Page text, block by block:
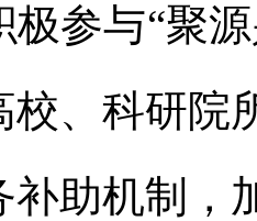
极参与“聚
校、科研院
补助机制，